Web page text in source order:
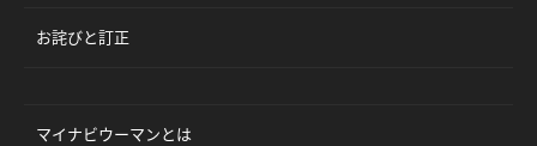
お詫びと訂正
マイナビウーマンとは